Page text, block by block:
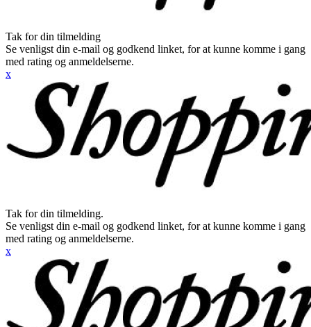
Tak for din tilmelding
Se venligst din e-mail og godkend linket, for at kunne komme i gang
med rating og anmeldelserne.
x
Tak for din tilmelding.
Se venligst din e-mail og godkend linket, for at kunne komme i gang
med rating og anmeldelserne.
x